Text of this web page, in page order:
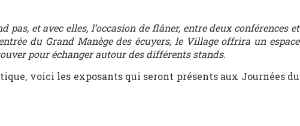
pas, et avec elles, l’occasion de flâner, entre deux conférences et
du Grand Manège des écuyers, le Village offrira un espace
pour échanger autour des différents stands.
voici les exposants qui seront présents aux Journées du